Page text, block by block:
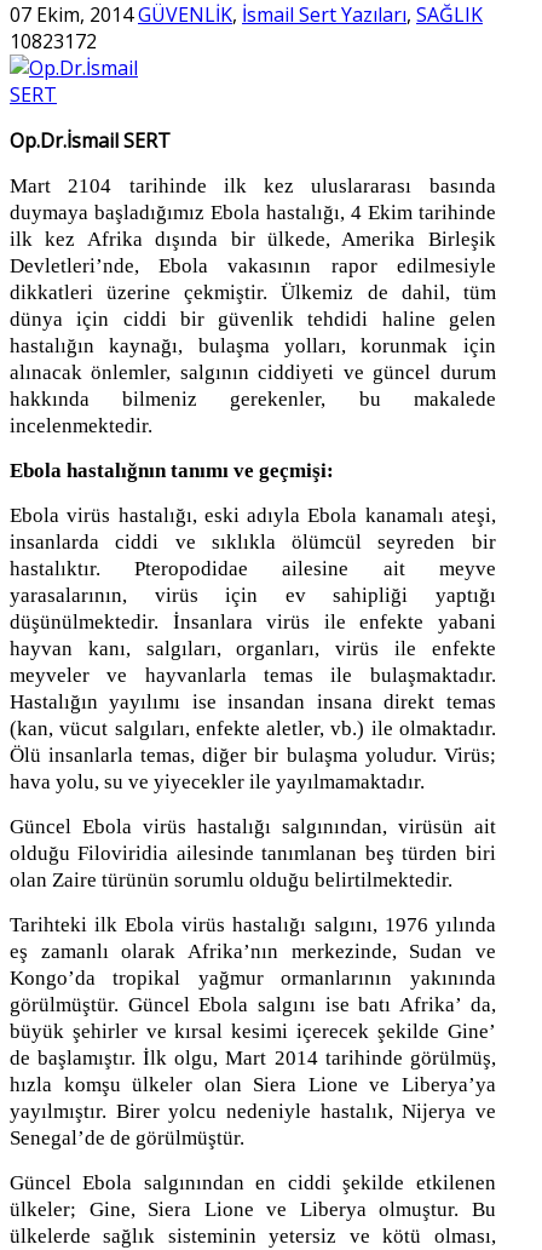
07 Ekim, 2014GÜVENLİK, İsmail Sert Yazıları, SAĞLIK
10823172
Op.Dr.İsmail SERT
Mart 2104 tarihinde ilk kez uluslararası basında
duymaya başladığımız Ebola hastalığı, 4 Ekim tarihinde
ilk kez Afrika dışında bir ülkede, Amerika Birleşik
Devletleri’nde, Ebola vakasının rapor edilmesiyle
dikkatleri üzerine çekmiştir. Ülkemiz de dahil, tüm
dünya için ciddi bir güvenlik tehdidi haline gelen
hastalığın kaynağı, bulaşma yolları, korunmak için
alınacak önlemler, salgının ciddiyeti ve güncel durum
hakkında bilmeniz gerekenler, bu makalede
incelenmektedir.
Ebola hastalığnın tanımı ve geçmişi:
Ebola virüs hastalığı, eski adıyla Ebola kanamalı ateşi,
insanlarda ciddi ve sıklıkla ölümcül seyreden bir
hastalıktır. Pteropodidae ailesine ait meyve
yarasalarının, virüs için ev sahipliği yaptığı
düşünülmektedir. İnsanlara virüs ile enfekte yabani
hayvan kanı, salgıları, organları, virüs ile enfekte
meyveler ve hayvanlarla temas ile bulaşmaktadır.
Hastalığın yayılımı ise insandan insana direkt temas
(kan, vücut salgıları, enfekte aletler, vb.) ile olmaktadır.
Ölü insanlarla temas, diğer bir bulaşma yoludur. Virüs;
hava yolu, su ve yiyecekler ile yayılmamaktadır.
Güncel Ebola virüs hastalığı salgınından, virüsün ait
olduğu Filoviridia ailesinde tanımlanan beş türden biri
olan Zaire türünün sorumlu olduğu belirtilmektedir.
Tarihteki ilk Ebola virüs hastalığı salgını, 1976 yılında
eş zamanlı olarak Afrika’nın merkezinde, Sudan ve
Kongo’da tropikal yağmur ormanlarının yakınında
görülmüştür. Güncel Ebola salgını ise batı Afrika’ da,
büyük şehirler ve kırsal kesimi içerecek şekilde Gine’
de başlamıştır. İlk olgu, Mart 2014 tarihinde görülmüş,
hızla komşu ülkeler olan Siera Lione ve Liberya’ya
yayılmıştır. Birer yolcu nedeniyle hastalık, Nijerya ve
Senegal’de de görülmüştür.
Güncel Ebola salgınından en ciddi şekilde etkilenen
ülkeler; Gine, Siera Lione ve Liberya olmuştur. Bu
ülkelerde sağlık sisteminin yetersiz ve kötü olması,